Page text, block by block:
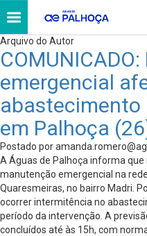
Arquivo do Autor
emergencial
abastecimento
em Palhoça
Postado por
A Águas de Palhoça informa
manutenção emergencial na
Quaresmeiras, no bairro Madri.
ocorrer intermitência no
período da intervenção. A
concluídos até às 15h, com